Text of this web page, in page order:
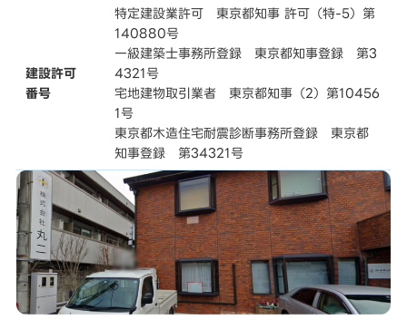
建設許可
番号
特定建設業許可 東京都知事 許可（特-5）第
140880号
一級建築士事務所登録 東京都知事登録 第3
4321号
宅地建物取引業者 東京都知事（2）第10456
1号
東京都木造住宅耐震診断事務所登録 東京都
知事登録 第34321号